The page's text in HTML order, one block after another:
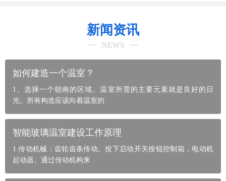
新闻资讯
NEWS
如何建造一个温室？
1、选择一个朝南的区域。温室所需的主要元素就是良好的日
光。所有构造应该向着温室的
智能玻璃温室建设工作原理
1.传动机械：齿轮齿条传动。按下启动开关按钮控制箱，电动机
起动器。通过传动机构来